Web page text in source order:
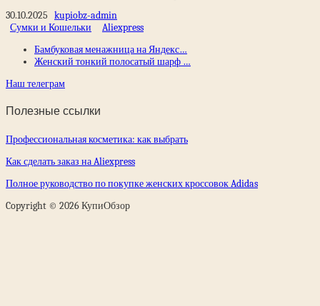
30.10.2025 kupiobz-admin
Сумки и Кошельки
Aliexpress
Бамбуковая менажница на Яндекс…
Женский тонкий полосатый шарф …
Наш телеграм
Полезные ссылки
Профессиональная косметика: как выбрать
Как сделать заказ на Aliexpress
Полное руководство по покупке женских кроссовок Adidas
Copyright © 2026 КупиОбзор